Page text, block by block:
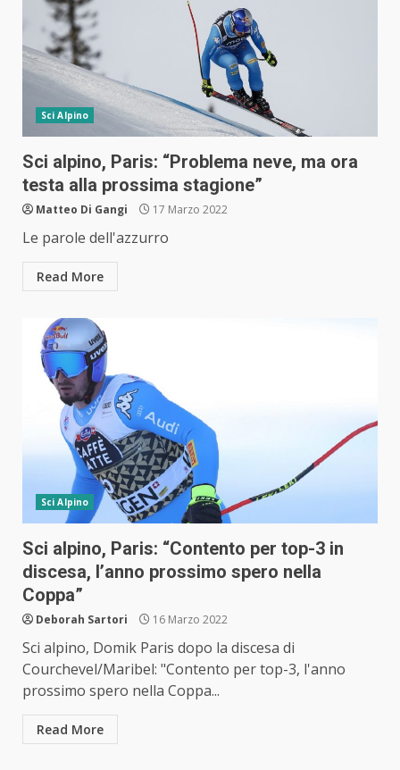
Sci Alpino
Sci alpino, Paris: “Problema neve, ma ora
testa alla prossima stagione”
Matteo Di Gangi 17 Marzo 2022
Le parole dell'azzurro
Read More
Sci Alpino
Sci alpino, Paris: “Contento per top-3 in
discesa, l’anno prossimo spero nella
Coppa”
Deborah Sartori 16 Marzo 2022
Sci alpino, Domik Paris dopo la discesa di
Courchevel/Maribel: "Contento per top-3, l'anno
prossimo spero nella Coppa...
Read More